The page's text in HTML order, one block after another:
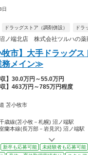
日
ドラッグストア（調剤併設） ドラ
ノ端北店 株式会社ツルハの薬
牧市】大手ドラッグ
メイン≫
収】30.0万円～55.0万円
収】463万円～785万円程度
苫小牧市
千歳線(苫小牧－札幌) 沼ノ端駅
室蘭本線(長万部－岩見沢) 沼ノ端駅
新卒も応募可能 未経験者も応募可能